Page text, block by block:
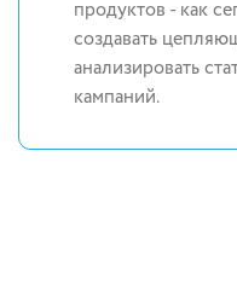
продуктов - как
создавать
анализировать
кампаний.